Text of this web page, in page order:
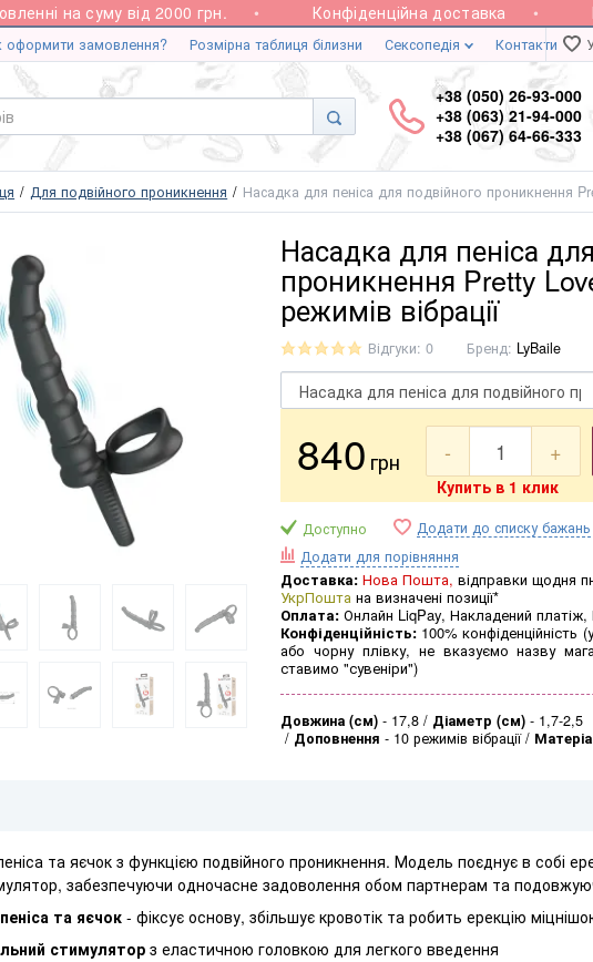
на суму від 2000 грн. Конфіденційна доставка
оформити замовлення? Розмірна таблиця білизни Сексопедія Контакти
+38 (050) 26-93-000
+38 (063) 21-94-000
+38 (067) 64-66-333
Для подвійного проникнення Насадка для пеніса для подвійного проникнення
Насадка для пеніса
проникнення Pretty
режимів вібрації
Відгуки: 0 Бренд: LyBaile
840 грн - +
Купить в 1 клик
Доступно
Додати до списку бажань
Додати для порівняння
Доставка: Нова Пошта, відправки щодня
УкрПошта на визначені позиції*
Оплата: Онлайн LiqPay, Накладений
Конфіденційність: 100% конфіденційність
або чорну плівку, не вказуємо назву
ставимо "сувеніри")
Довжина (см) - 17,8 Діаметр (см) - 1,7-2,5
Доповнення - 10 режимів вібрації
та яєчок з функцією подвійного проникнення. Модель поєднує в собі
забезпечуючи одночасне задоволення обом партнерам та
та яєчок - фіксує основу, збільшує кровотік та робить ерекцію
стимулятор з еластичною головкою для легкого введення